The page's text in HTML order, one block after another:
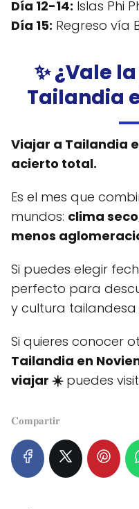
Día 12-14: Islas Phi
Día 15: Regreso vía
✨ ¿Vale
Tailandia
Viajar a Tailandia
acierto total.
Es el mes que
mundos: clima
menos
Si puedes elegir
perfecto para
y cultura
Si quieres conocer
Tailandia en
viajar ☀️puedes
𝐂𝐨𝐦𝐩𝐚𝐫𝐭𝐢𝐫